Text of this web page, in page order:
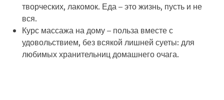
творческих, лакомок. Еда – это жизнь, пусть и не
вся.
Курс массажа на дому – польза вместе с
удовольствием, без всякой лишней суеты: для
любимых хранительниц домашнего очага.